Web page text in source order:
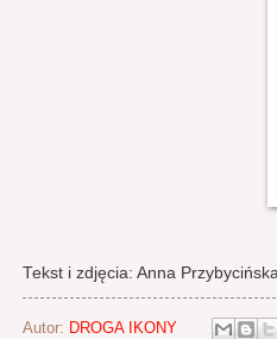
Tekst i zdjęcia: Anna Przybycińska
Autor: DROGA IKONY